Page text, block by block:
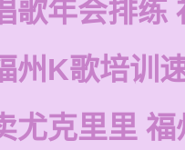
歌年会排练
州K歌培训
尤克里里